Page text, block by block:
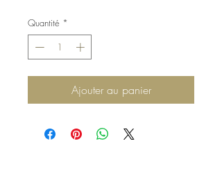
Quantité *
Ajouter au panier